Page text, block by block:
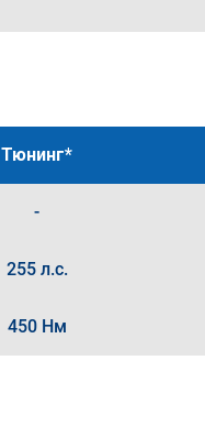
Тюнинг*
-
255 л.с.
450 Нм